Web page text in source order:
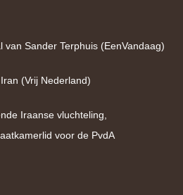
van Sander Terphuis (EenVandaag)
(Vrij Nederland)
Iraanse vluchteling,
voor de PvdA